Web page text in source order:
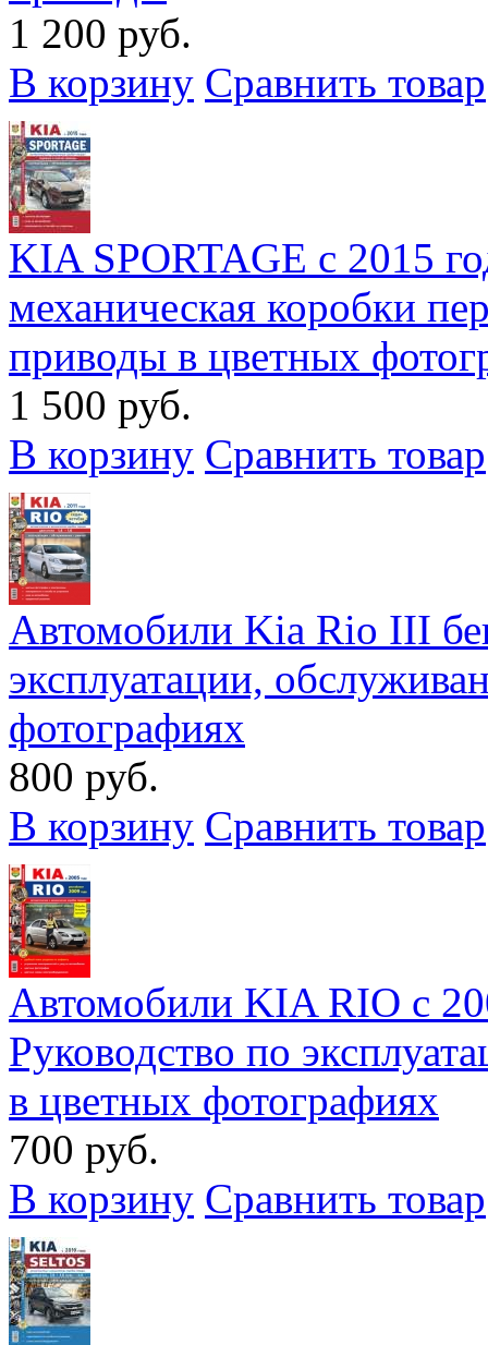
1 200 руб.
В корзину Сравнить товар
KIA SPORTAGE с 2015
механическая коробки
приводы в цветных
1 500 руб.
В корзину Сравнить товар
Автомобили Kia Rio III
эксплуатации,
фотографиях
800 руб.
В корзину Сравнить товар
Автомобили KIA RIO с
Руководство по
в цветных фотографиях
700 руб.
В корзину Сравнить товар